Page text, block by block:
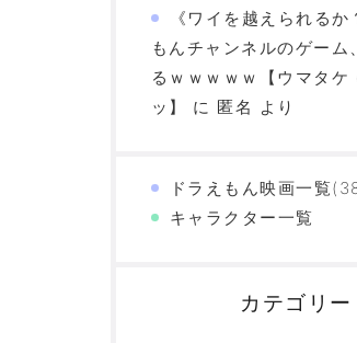
《ワイを越えられるか
もんチャンネルのゲーム
るｗｗｗｗｗ【ウマタ
ッ】
に 匿名 より
ドラえもん映画一覧
キャラクター一覧
カテゴリー